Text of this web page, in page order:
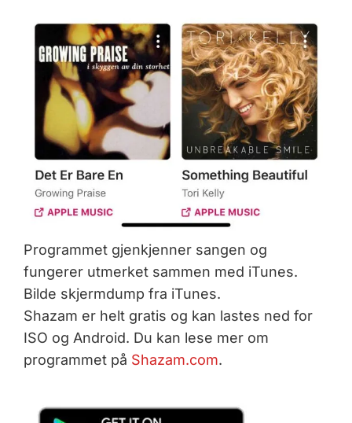
Programmet gjenkjenner sangen og
fungerer utmerket sammen med iTunes.
Bilde skjermdump fra iTunes.
Shazam er helt gratis og kan lastes ned for
ISO og Android. Du kan lese mer om
programmet på Shazam.com.